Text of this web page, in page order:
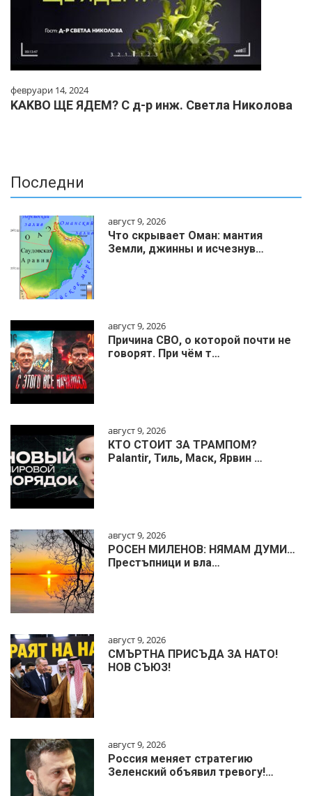
февруари 14, 2024
KAKВО ЩЕ ЯДЕМ? С д-р инж. Светла Николова
Последни
август 9, 2026
Что скрывает Оман: мантия
Земли, джинны и исчезнув…
август 9, 2026
Причина СВО, о которой почти не
говорят. При чём т…
август 9, 2026
КТО СТОИТ ЗА ТРАМПОМ?
Palantir, Тиль, Маск, Ярвин …
август 9, 2026
РОСЕН МИЛЕНОВ: НЯМАМ ДУМИ…
Престъпници и вла…
август 9, 2026
СМЪРТНА ПРИСЪДА ЗА НАТО!
НОВ СЪЮЗ!
август 9, 2026
Россия меняет стратегию
Зеленский объявил тревогу!…